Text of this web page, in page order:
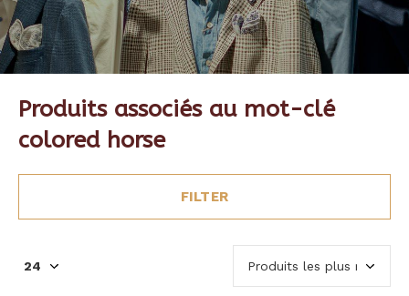
Produits associés au mot-clé
colored horse
FILTER